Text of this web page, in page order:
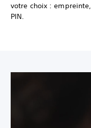
votre choix :
PIN.